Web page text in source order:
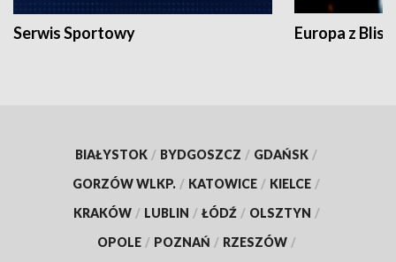
Serwis Sportowy Europa z
BIAŁYSTOK / BYDGOSZCZ / GDAŃSK /
GORZÓW WLKP. / KATOWICE / KIELCE /
KRAKÓW / LUBLIN / ŁÓDŹ / OLSZTYN /
OPOLE / POZNAŃ / RZESZÓW /